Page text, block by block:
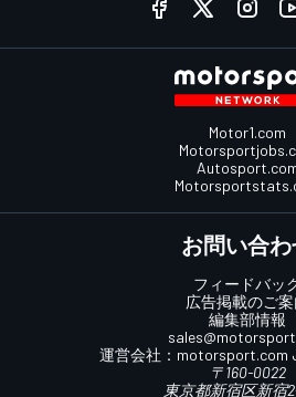
Motor1.com
お問い合
フィードバッ
広告掲載のご案
編集部情報
運営会社： motorsport.com
〒160-0022
東京都新宿区新宿